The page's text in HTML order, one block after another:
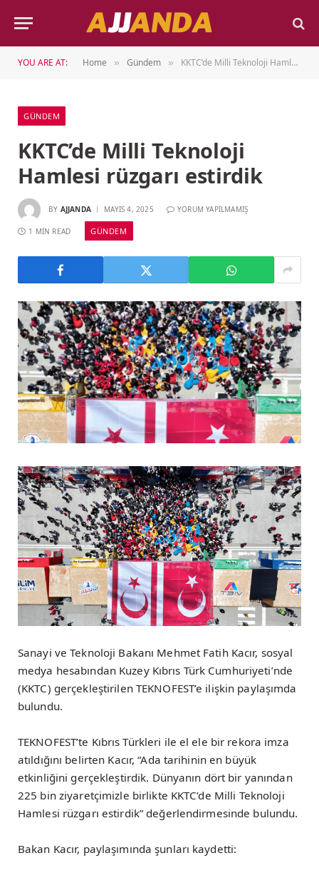
YOU ARE AT: Home » Gündem » KKTC’de Milli Teknoloji Hamlesi rüzgarı estirdik
GÜNDEM
KKTC’de Milli Teknoloji
Hamlesi rüzgarı estirdik
BY AJJANDA MAYIS 4, 2025 YORUM YAPILMAMIŞ
1 MIN READ GÜNDEM
Sanayi ve Teknoloji Bakanı Mehmet Fatih Kacır, sosyal
medya hesabından Kuzey Kıbrıs Türk Cumhuriyeti’nde
(KKTC) gerçekleştirilen TEKNOFEST’e ilişkin paylaşımda
bulundu.
TEKNOFEST’te Kıbrıs Türkleri ile el ele bir rekora imza
atıldığını belirten Kacır, “Ada tarihinin en büyük
etkinliğini gerçekleştirdik. Dünyanın dört bir yanından
225 bin ziyaretçimizle birlikte KKTC’de Milli Teknoloji
Hamlesi rüzgarı estirdik” değerlendirmesinde bulundu.
Bakan Kacır, paylaşımında şunları kaydetti: